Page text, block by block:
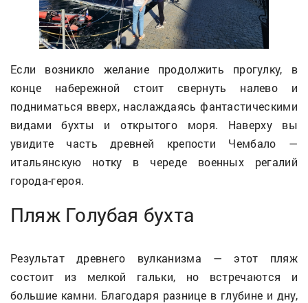
Если возникло желание продолжить прогулку, в
конце набережной стоит свернуть налево и
подниматься вверх, наслаждаясь фантастическими
видами бухты и открытого моря. Наверху вы
увидите часть древней крепости Чембало —
итальянскую нотку в череде военных регалий
города-героя.
Пляж Голубая бухта
Результат древнего вулканизма — этот пляж
состоит из мелкой гальки, но встречаются и
большие камни. Благодаря разнице в глубине и дну,